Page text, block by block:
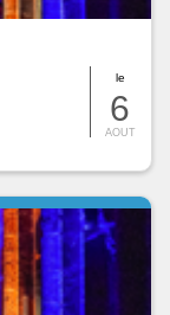
le
6
AOUT